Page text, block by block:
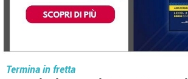
Termina in fretta